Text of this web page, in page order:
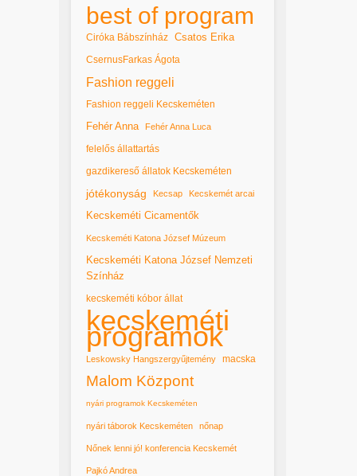
best of program
Ciróka Bábszínház Csatos Erika
CsernusFarkas Ágota
Fashion reggeli
Fashion reggeli Kecskeméten
Fehér Anna Fehér Anna Luca
felelős állattartás
gazdikereső állatok Kecskeméten
jótékonyság Kecsap Kecskemét arcai
Kecskeméti Cicamentők
Kecskeméti Katona József Múzeum
Kecskeméti Katona József Nemzeti
Színház
kecskeméti kóbor állat
kecskeméti
programok
Leskowsky Hangszergyűjtemény macska
Malom Központ
nyári programok Kecskeméten
nyári táborok Kecskeméten nőnap
Nőnek lenni jó! konferencia Kecskemét
Pajkó Andrea